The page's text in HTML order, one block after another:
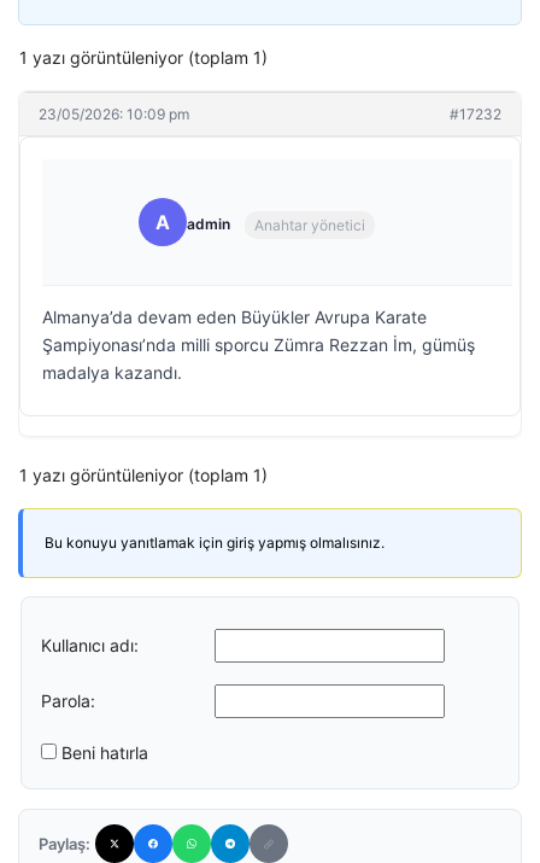
1 yazı görüntüleniyor (toplam 1)
23/05/2026: 10:09 pm #17232
A admin Anahtar yönetici
Almanya’da devam eden Büyükler Avrupa Karate
Şampiyonası’nda milli sporcu Zümra Rezzan İm, gümüş
madalya kazandı.
1 yazı görüntüleniyor (toplam 1)
Bu konuyu yanıtlamak için giriş yapmış olmalısınız.
Kullanıcı adı:
Parola:
Beni hatırla
Paylaş: